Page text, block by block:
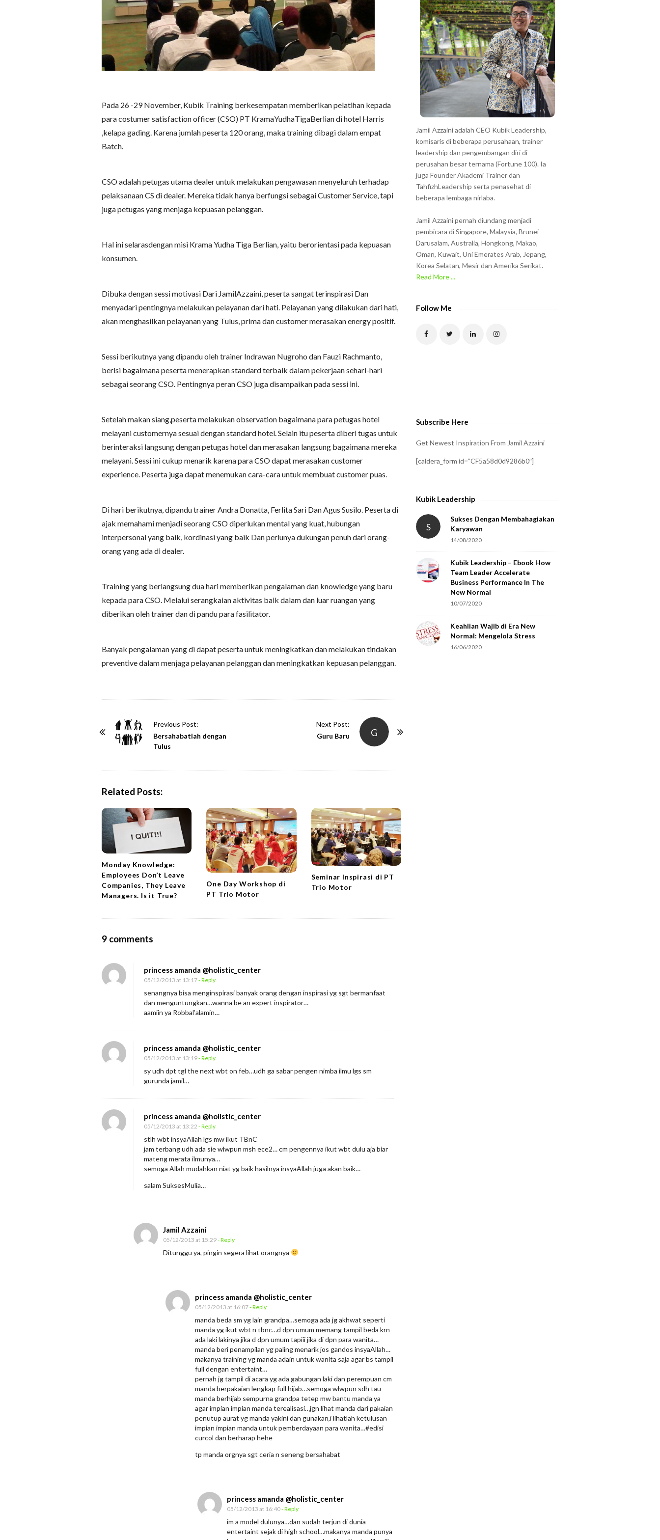
Pada 26 -29 November, Kubik Training berkesempatan memberikan pelatihan kepada
para costumer satisfaction officer (CSO) PT KramaYudhaTigaBerlian di hotel Harris
,kelapa gading. Karena jumlah peserta 120 orang, maka training dibagi dalam empat
Batch.
CSO adalah petugas utama dealer untuk melakukan pengawasan menyeluruh terhadap
pelaksanaan CS di dealer. Mereka tidak hanya berfungsi sebagai Customer Service, tapi
juga petugas yang menjaga kepuasan pelanggan.
Hal ini selarasdengan misi Krama Yudha Tiga Berlian, yaitu berorientasi pada kepuasan
konsumen.
Dibuka dengan sessi motivasi Dari JamilAzzaini, peserta sangat terinspirasi Dan
menyadari pentingnya melakukan pelayanan dari hati. Pelayanan yang dilakukan dari hati,
akan menghasilkan pelayanan yang Tulus, prima dan customer merasakan energy positif.
Sessi berikutnya yang dipandu oleh trainer Indrawan Nugroho dan Fauzi Rachmanto,
berisi bagaimana peserta menerapkan standard terbaik dalam pekerjaan sehari-hari
sebagai seorang CSO. Pentingnya peran CSO juga disampaikan pada sessi ini.
Setelah makan siang,peserta melakukan observation bagaimana para petugas hotel
melayani customernya sesuai dengan standard hotel. Selain itu peserta diberi tugas untuk
berinteraksi langsung dengan petugas hotel dan merasakan langsung bagaimana mereka
melayani. Sessi ini cukup menarik karena para CSO dapat merasakan customer
experience. Peserta juga dapat menemukan cara-cara untuk membuat customer puas.
Di hari berikutnya, dipandu trainer Andra Donatta, Ferlita Sari Dan Agus Susilo. Peserta di
ajak memahami menjadi seorang CSO diperlukan mental yang kuat, hubungan
interpersonal yang baik, kordinasi yang baik Dan perlunya dukungan penuh dari orang-
orang yang ada di dealer.
Training yang berlangsung dua hari memberikan pengalaman dan knowledge yang baru
kepada para CSO. Melalui serangkaian aktivitas baik dalam dan luar ruangan yang
diberikan oleh trainer dan di pandu para fasilitator.
Banyak pengalaman yang di dapat peserta untuk meningkatkan dan melakukan tindakan
preventive dalam menjaga pelayanan pelanggan dan meningkatkan kepuasan pelanggan.
Previous Post:
Bersahabatlah dengan
Tulus
G
Next Post:
Guru Baru
Related Posts:
Monday Knowledge:
Employees Don’t Leave
Companies, They Leave
Managers. Is it True?
One Day Workshop di
PT Trio Motor
Seminar Inspirasi di PT
Trio Motor
9 comments
r
a
i
n
i
n
g
C
S
O
T
K
r
a
a
d
h
princess amanda @holistic_center
05/12/2013 at 13:17- Reply
senangnya bisa menginspirasi banyak orang dengan inspirasi yg sgt bermanfaat
dan menguntungkan…wanna be an expert inspirator…
aamiin ya Robbal’alamin…
princess amanda @holistic_center
05/12/2013 at 13:19- Reply
sy udh dpt tgl the next wbt on feb…udh ga sabar pengen nimba ilmu lgs sm
gurunda jamil…
princess amanda @holistic_center
05/12/2013 at 13:22 - Reply
stlh wbt insyaAllah lgs mw ikut TBnC
jam terbang udh ada sie wlwpun msh ece2… cm pengennya ikut wbt dulu aja biar
mateng merata ilmunya…
semoga Allah mudahkan niat yg baik hasilnya insyaAllah juga akan baik…
salam SuksesMulia…
Jamil Azzaini
05/12/2013 at 15:29- Reply
Ditunggu ya, pingin segera lihat orangnya
princess amanda @holistic_center
05/12/2013 at 16:07- Reply
manda beda sm yg lain grandpa…semoga ada jg akhwat seperti
manda yg ikut wbt n tbnc…d dpn umum memang tampil beda krn
ada laki lakinya jika d dpn umum tapiii jika di dpn para wanita…
manda beri penampilan yg paling menarik jos gandos insyaAllah…
makanya training yg manda adain untuk wanita saja agar bs tampil
full dengan entertaint…
pernah jg tampil di acara yg ada gabungan laki dan perempuan cm
manda berpakaian lengkap full hijab…semoga wlwpun sdh tau
manda berhijab sempurna grandpa tetep mw bantu manda ya
agar impian impian manda terealisasi…jgn lihat manda dari pakaian
penutup aurat yg manda yakini dan gunakan,i lihatlah ketulusan
impian impian manda untuk pemberdayaan para wanita…#edisi
curcol dan berharap hehe
tp manda orgnya sgt ceria n seneng bersahabat
princess amanda @holistic_center
05/12/2013 at 16:40- Reply
im a model dulunya…dan sudah terjun di dunia
entertaint sejak di high school…makanya manda punya
Jamil Azzaini adalah CEO Kubik Leadership,
komisaris di beberapa perusahaan, trainer
leadership dan pengembangan diri di
perusahan besar ternama (Fortune 100). Ia
juga Founder Akademi Trainer dan
TahfizhLeadership serta penasehat di
beberapa lembaga nirlaba.
Jamil Azzaini pernah diundang menjadi
pembicara di Singapore, Malaysia, Brunei
Darusalam, Australia, Hongkong, Makao,
Oman, Kuwait, Uni Emerates Arab, Jepang,
Korea Selatan, Mesir dan Amerika Serikat.
Read More ...
Follow Me
Subscribe Here
Get Newest Inspiration From Jamil Azzaini
[caldera_form id=”CF5a58d0d9286b0″]
Kubik Leadership
S
Sukses Dengan Membahagiakan
Karyawan
14/08/2020
Kubik Leadership – Ebook How
Team Leader Accelerate
Business Performance In The
New Normal
10/07/2020
Keahlian Wajib di Era New
Normal: Mengelola Stress
16/06/2020